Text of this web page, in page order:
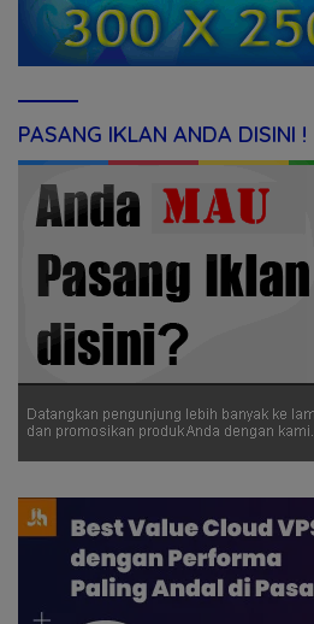
PASANG IKLAN ANDA DISINI !